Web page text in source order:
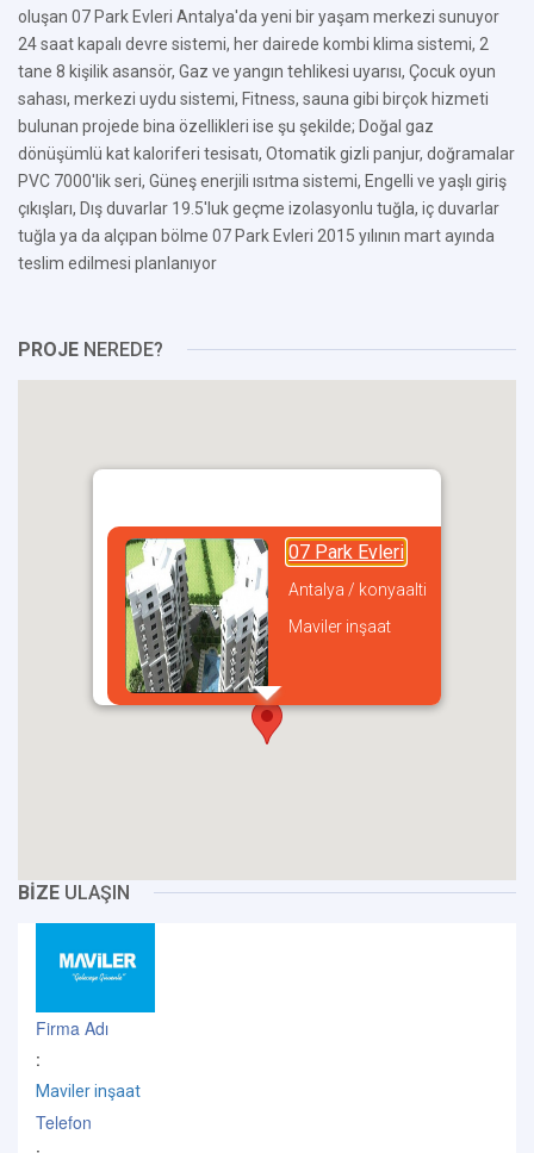
oluşan 07 Park Evleri Antalya'da yeni bir yaşam merkezi sunuyor
24 saat kapalı devre sistemi, her dairede kombi klima sistemi, 2
tane 8 kişilik asansör, Gaz ve yangın tehlikesi uyarısı, Çocuk oyun
sahası, merkezi uydu sistemi, Fitness, sauna gibi birçok hizmeti
bulunan projede bina özellikleri ise şu şekilde; Doğal gaz
dönüşümlü kat kaloriferi tesisatı, Otomatik gizli panjur, doğramalar
PVC 7000'lik seri, Güneş enerjili ısıtma sistemi, Engelli ve yaşlı giriş
çıkışları, Dış duvarlar 19.5'luk geçme izolasyonlu tuğla, iç duvarlar
tuğla ya da alçıpan bölme 07 Park Evleri 2015 yılının mart ayında
teslim edilmesi planlanıyor
PROJE NEREDE?
07 Park Evleri
Antalya / konyaalti
Maviler inşaat
BİZE ULAŞIN
Firma Adı
:
Maviler inşaat
Telefon